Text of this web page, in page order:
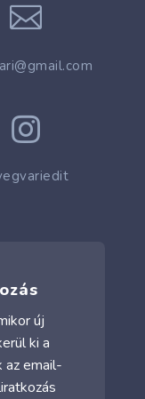


új
ki a
az email-